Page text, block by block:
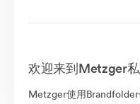
欢迎来到Metzger私
Metzger使用